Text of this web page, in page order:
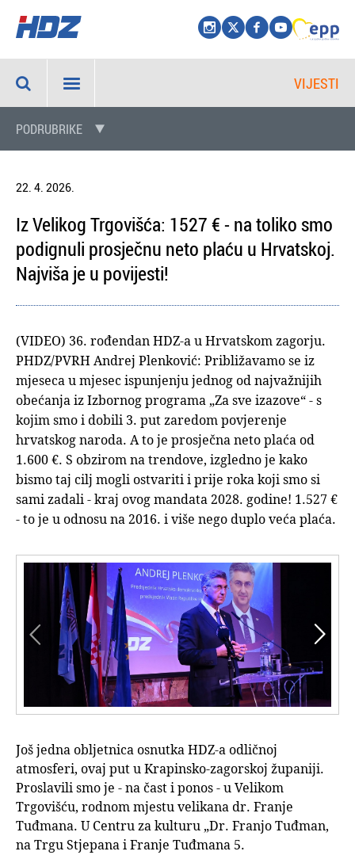
VIJESTI
PODRUBRIKE
22. 4. 2026.
Iz Velikog Trgovišća: 1527 € - na toliko smo
podignuli prosječnu neto plaću u Hrvatskoj.
Najviša je u povijesti!
(VIDEO) 36. rođendan HDZ-a u Hrvatskom zagorju.
PHDZ/PVRH Andrej Plenković: Približavamo se iz
mjeseca u mjesec ispunjenju jednog od najvažnijih
obećanja iz Izbornog programa „Za sve izazove“ - s
kojim smo i dobili 3. put zaredom povjerenje
hrvatskog naroda. A to je prosječna neto plaća od
1.600 €. S obzirom na trendove, izgledno je kako
bismo taj cilj mogli ostvariti i prije roka koji smo si
sami zadali - kraj ovog mandata 2028. godine! 1.527 €
- to je u odnosu na 2016. i više nego duplo veća plaća.


Još jedna obljetnica osnutka HDZ-a odličnoj
atmosferi, ovaj put u Krapinsko-zagorskoj županiji.
Proslavili smo je - na čast i ponos - u Velikom
Trgovišću, rodnom mjestu velikana dr. Franje
Tuđmana. U Centru za kulturu „Dr. Franjo Tuđman,
na Trgu Stjepana i Franje Tuđmana 5.